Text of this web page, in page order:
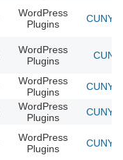
WordPress
Plugins
CUNY
WordPress
Plugins
WordPress
Plugins
CUNY
WordPress
Plugins
CUNY
WordPress
Plugins
CUNY